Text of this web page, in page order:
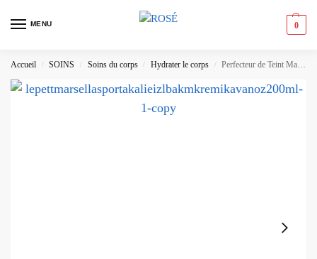
MENU 0
Accueil / SOINS / Soins du corps / Hydrater le corps / Perfecteur de Teint Matifiant 4-en-1 Maybelline Instant Anti Age